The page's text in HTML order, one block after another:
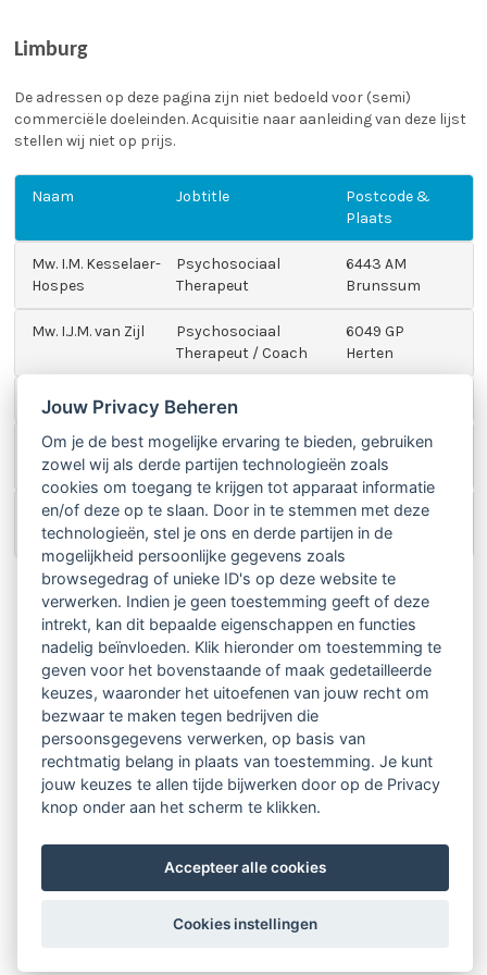
Limburg
De adressen op deze pagina zijn niet bedoeld voor (semi)
commerciële doeleinden. Acquisitie naar aanleiding van deze lijst
stellen wij niet op prijs.
Naam Jobtitle
Postcode &
Plaats
Mw. I.M. Kesselaer-
Hospes
Psychosociaal
Therapeut
6443 AM
Brunssum
Mw. I.J.M. van Zijl
Psychosociaal
Therapeut / Coach
6049 GP
Herten
Mw. J.K.S. Zeelig Psycholoog (MSc)
Dhr. R.E.J.G. Koolen Toegepast Psycholoog 6045 EW
Roermond
Mw. M.A.A. van
Deursen
Psychosociaal
Therapeut
5804 BL
Venray
Jouw Privacy Beheren
Om je de best mogelijke ervaring te bieden, gebruiken
zowel wij als derde partijen technologieën zoals
cookies om toegang te krijgen tot apparaat informatie
en/of deze op te slaan. Door in te stemmen met deze
technologieën, stel je ons en derde partijen in de
mogelijkheid persoonlijke gegevens zoals
browsegedrag of unieke ID's op deze website te
verwerken. Indien je geen toestemming geeft of deze
intrekt, kan dit bepaalde eigenschappen en functies
nadelig beïnvloeden. Klik hieronder om toestemming te
geven voor het bovenstaande of maak gedetailleerde
keuzes, waaronder het uitoefenen van jouw recht om
bezwaar te maken tegen bedrijven die
persoonsgegevens verwerken, op basis van
rechtmatig belang in plaats van toestemming. Je kunt
jouw keuzes te allen tijde bijwerken door op de Privacy
knop onder aan het scherm te klikken.
Accepteer alle cookies
Cookies instellingen